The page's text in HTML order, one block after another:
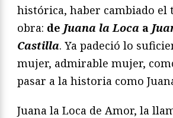
histórica, haber cambiado el
obra: de Juana la Loca a
Castilla. Ya padeció lo
mujer, admirable mujer,
pasar a la historia como
Juana la Loca de Amor, la